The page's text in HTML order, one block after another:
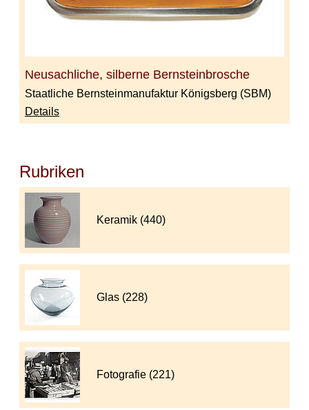
Neusachliche, silberne Bernsteinbrosche
Staatliche Bernsteinmanufaktur Königsberg (SBM)
Details
Rubriken
Keramik (440)
Glas (228)
Fotografie (221)